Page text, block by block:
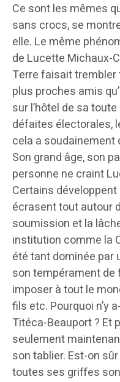
Ce sont les mêmes
sans crocs, se
elle. Le même
de Lucette Michaux-
Terre faisait
plus proches amis
sur l’hôtel de sa
défaites électorales,
cela a
Son grand âge, son
personne ne craint
Certains
écrasent tout autour
soumission et la
institution comme la
été tant dominée par
son tempérament de
imposer à tout le
fils etc. Pourquoi n’y
Titéca-Beauport ? Et
seulement
son tablier. Est-on
toutes ses griffes